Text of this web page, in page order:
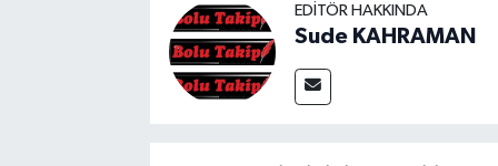
EDITÖR HAKKINDA
Sude KAHRAMAN